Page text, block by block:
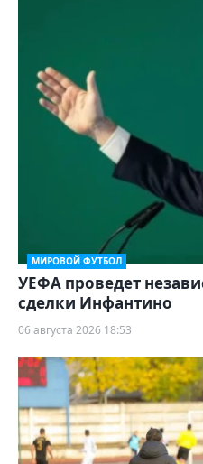
МИРОВОЙ ФУТБОЛ
УЕФА проведет
сделки Инфантино
06 августа 2026 18:53